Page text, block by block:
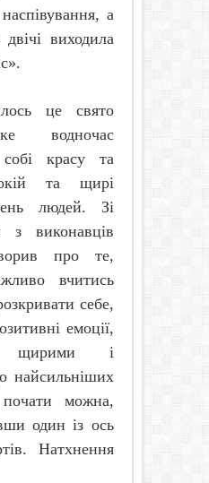
а
двічі виходила
це свято
водночас
красу та
та щирі
людей. Зі
з виконавців
про те,
вчитись
себе,
емоції,
щирими і
найсильніших
можна,
один із ось
Натхнення